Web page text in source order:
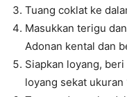
Tuang coklat ke
Masukkan terigu
Adonan kental dan
Siapkan loyang,
loyang sekat ukuran